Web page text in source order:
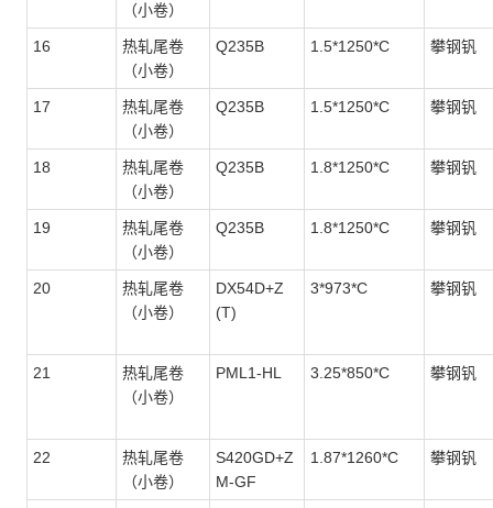
（小卷）
16
热轧尾卷
（小卷）
Q235B 1.5*1250*C 攀钢钒
17
热轧尾卷
（小卷）
Q235B 1.5*1250*C 攀钢钒
18
热轧尾卷
（小卷）
Q235B 1.8*1250*C 攀钢钒
19
热轧尾卷
（小卷）
Q235B 1.8*1250*C 攀钢钒
20
热轧尾卷
（小卷）
DX54D+Z
(T)
3*973*C 攀钢钒
21
热轧尾卷
（小卷）
PML1-HL 3.25*850*C 攀钢钒
22
热轧尾卷
（小卷）
S420GD+Z
M-GF
1.87*1260*C 攀钢钒